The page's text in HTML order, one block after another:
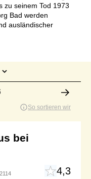
zu seinem Tod 1973
Bad werden
ausländischer
So sortieren wir
bei
4,3